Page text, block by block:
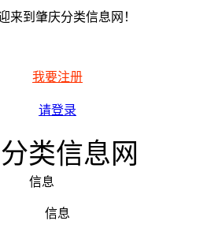
来到肇庆分类信息网！
我要注册
请登录
类信息网
信息
信息